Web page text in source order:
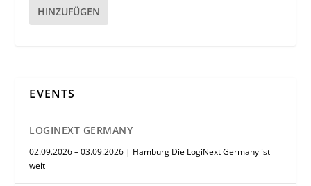
HINZUFÜGEN
EVENTS
LOGINEXT GERMANY
02.09.2026 – 03.09.2026 | Hamburg Die LogiNext Germany ist
weit